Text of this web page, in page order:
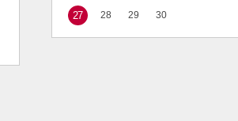
27 28 29 30